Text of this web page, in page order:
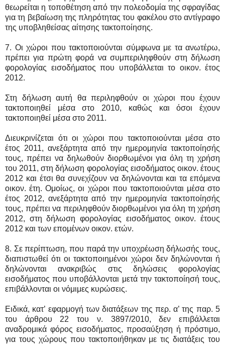
θεωρείται η τοποθέτηση από την πολεοδομία της σφραγίδας
για τη βεβαίωση της πληρότητας του φακέλου στο αντίγραφο
της υποβληθείσας αίτησης τακτοποίησης.
7. Οι χώροι που τακτοποιούνται σύμφωνα με τα ανωτέρω,
πρέπει για πρώτη φορά να συμπεριληφθούν στη δήλωση
φορολογίας εισοδήματος που υποβάλλεται το οικον. έτος
2012.
Στη δήλωση αυτή θα περιληφθούν οι χώροι που έχουν
τακτοποιηθεί μέσα στο 2010, καθώς και όσοι έχουν
τακτοποιηθεί μέσα στο 2011.
Διευκρινίζεται ότι οι χώροι που τακτοποιούνται μέσα στο
έτος 2011, ανεξάρτητα από την ημερομηνία τακτοποίησής
τους, πρέπει να δηλωθούν διορθωμένοι για όλη τη χρήση
του 2011, στη δήλωση φορολογίας εισοδήματος οικον. έτους
2012 και έτσι θα συνεχίζουν να δηλώνονται και τα επόμενα
οικον. έτη. Ομοίως, οι χώροι που τακτοποιούνται μέσα στο
έτος 2012, ανεξάρτητα από την ημερομηνία τακτοποίησής
τους, πρέπει να περιληφθούν διορθωμένοι για όλη τη χρήση
2012, στη δήλωση φορολογίας εισοδήματος οικον. έτους
2012 και των επομένων οικον. ετών.
8. Σε περίπτωση, που παρά την υποχρέωση δήλωσής τους,
διαπιστωθεί ότι οι τακτοποιημένοι χώροι δεν δηλώνονται ή
δηλώνονται ανακριβώς στις δηλώσεις φορολογίας
εισοδήματος που υποβάλλονται μετά την τακτοποίησή τους,
επιβάλλονται οι νόμιμες κυρώσεις.
Ειδικά, κατ’ εφαρμογή των διατάξεων της περ. α’ της παρ. 5
του άρθρου 22 του ν. 3897/2010, δεν επιβάλλεται
αναδρομικά φόρος εισοδήματος, προσαύξηση ή πρόστιμο,
για τους χώρους που τακτοποιήθηκαν με τις διατάξεις του